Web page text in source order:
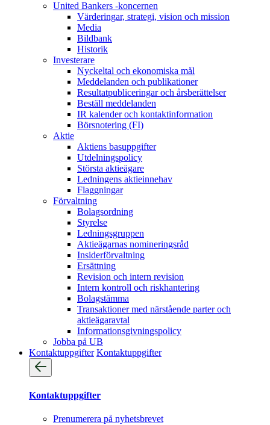
United Bankers -koncernen
Värderingar, strategi, vision och mission
Media
Bildbank
Historik
Investerare
Nyckeltal och ekonomiska mål
Meddelanden och publikationer
Resultatpubliceringar och årsberättelser
Beställ meddelanden
IR kalender och kontaktinformation
Börsnotering (FI)
Aktie
Aktiens basuppgifter
Utdelningspolicy
Största aktieägare
Ledningens aktieinnehav
Flaggningar
Förvaltning
Bolagsordning
Styrelse
Ledningsgruppen
Aktieägarnas nomineringsråd
Insiderförvaltning
Ersättning
Revision och intern revision
Intern kontroll och riskhantering
Bolagstämma
Transaktioner med närstående parter och
aktieägaravtal
Informationsgivningspolicy
Jobba på UB
Kontaktuppgifter Kontaktuppgifter
Kontaktuppgifter
Prenumerera på nyhetsbrevet